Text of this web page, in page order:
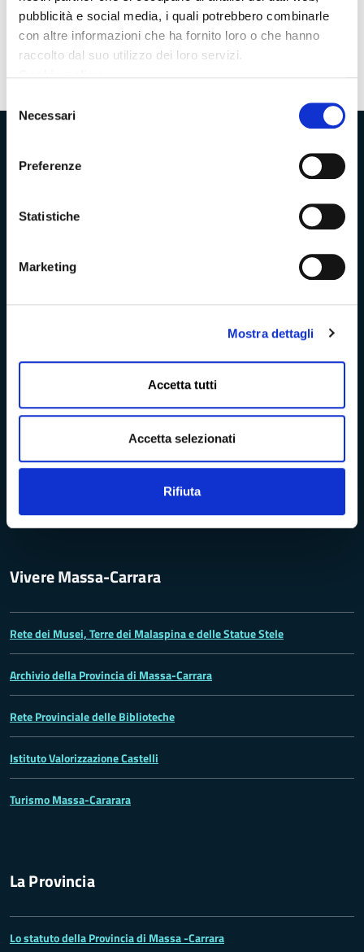
pubblicità e social media, i quali potrebbero combinarle
con altre informazioni che ha fornito loro o che hanno
raccolto dal suo utilizzo dei loro servizi.
delNecessari
Preferenze
Statistiche
Marketing
Mostra dettagli
Accetta tutti
Accetta selezionati
Rifiuta
Pagina1 Pagina
successiva
Richieste di accesso
Vivere Massa-Carrara
Rete dei Musei, Terre dei Malaspina e delle Statue Stele
Archivio della Provincia di Massa-Carrara
Rete Provinciale delle Biblioteche
Istituto Valorizzazione Castelli
Turismo Massa-Cararara
La Provincia
Lo statuto della Provincia di Massa -Carrara